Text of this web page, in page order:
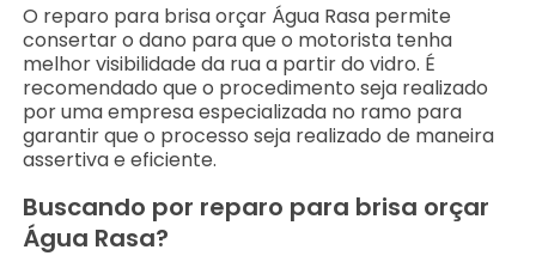
O reparo para brisa orçar Água Rasa permite
consertar o dano para que o motorista tenha
melhor visibilidade da rua a partir do vidro. É
recomendado que o procedimento seja realizado
por uma empresa especializada no ramo para
garantir que o processo seja realizado de maneira
assertiva e eficiente.
Buscando por reparo para brisa orçar
Água Rasa?